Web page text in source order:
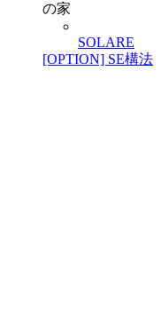
の家
SOLARE
[OPTION] SE構法